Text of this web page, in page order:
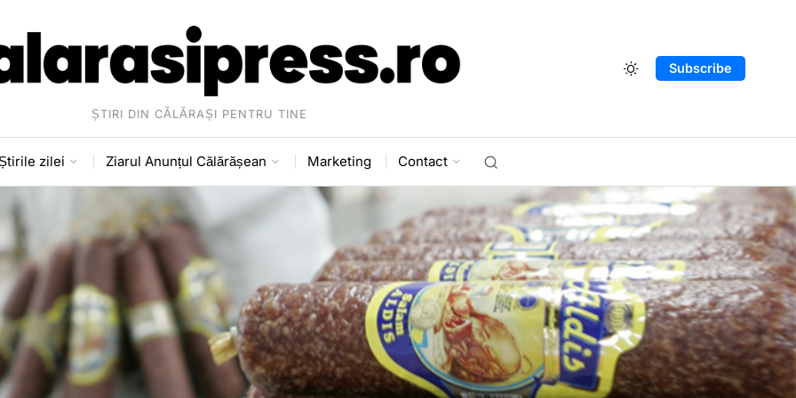
ȘTIRI DIN CĂLĂRAȘI PENTRU TINE
Subscribe
zilei Ziarul Anunțul Călărășean Marketing Contact